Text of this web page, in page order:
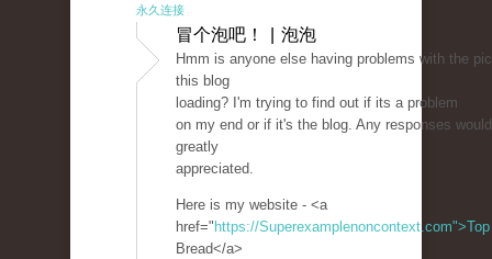
永久连接
冒个泡吧！ | 泡泡
Hmm is anyone else having problems with the
this blog
loading? I'm trying to find out if its a problem
on my end or if it's the blog. Any responses
greatly
appreciated.
Here is my website - <a
href=" https://Superexamplenoncontext.com">Top
Bread</a>